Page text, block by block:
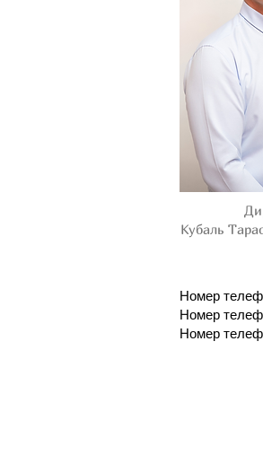
Кубаль
Номер
Номер
Номер